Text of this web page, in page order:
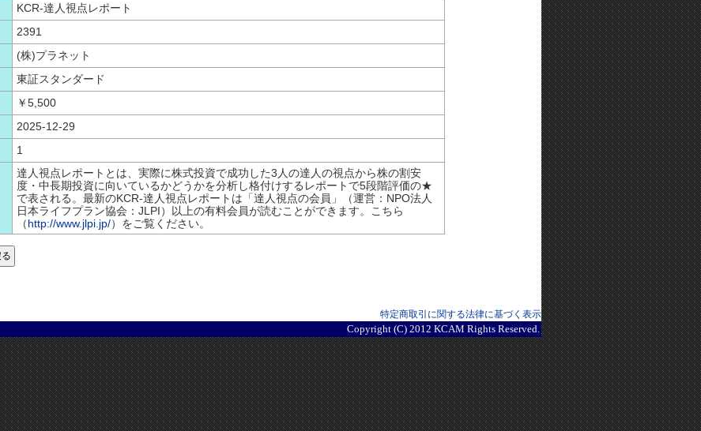
KCR-達人視点レポート
2391
(株)プラネット
東証スタンダード
￥5,500
2025-12-29
1
達人視点レポートとは、実際に株式投資で成功した3人の達人の視点から株の割安
度・中長期投資に向いているかどうかを分析し格付けするレポートで5段階評価の★
で表される。最新のKCR-達人視点レポートは「達人視点の会員」（運営：NPO法人
日本ライフプラン協会：JLPI）以上の有料会員が読むことができます。こちら
（http://www.jlpi.jp/）をご覧ください。
特定商取引に関する法律に基づく表示
Copyright (C) 2012 KCAM Rights Reserved.